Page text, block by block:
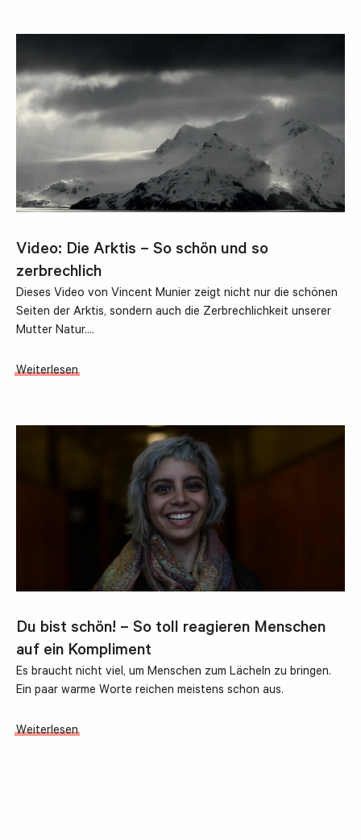
Video: Die Arktis – So schön und so
zerbrechlich
Dieses Video von Vincent Munier zeigt nicht nur die schönen
Seiten der Arktis, sondern auch die Zerbrechlichkeit unserer
Mutter Natur.…
Weiterlesen
Du bist schön! – So toll reagieren Menschen
auf ein Kompliment
Es braucht nicht viel, um Menschen zum Lächeln zu bringen.
Ein paar warme Worte reichen meistens schon aus.
Weiterlesen